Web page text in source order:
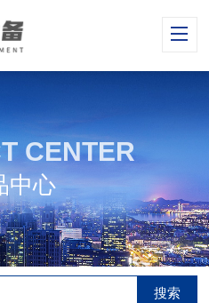
CENTER
中心